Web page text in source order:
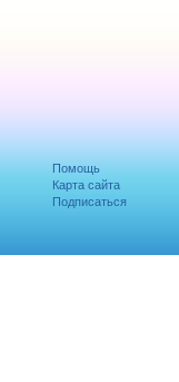
Помощь
Карта сайта
Подписаться